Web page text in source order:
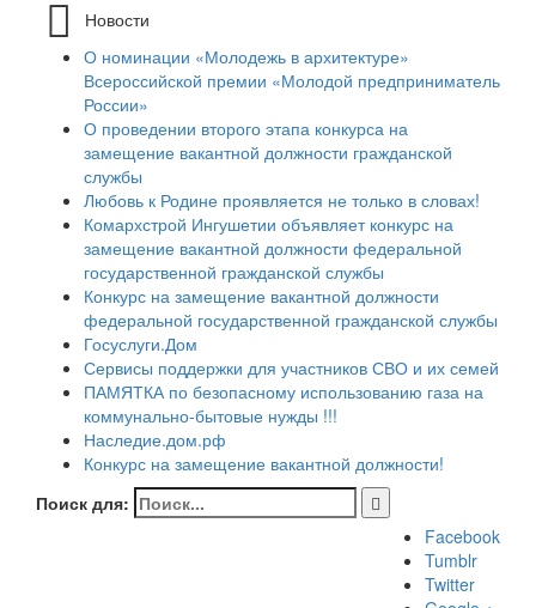
Новости
О номинации «Молодежь в архитектуре»
Всероссийской премии «Молодой предприниматель
России»
О проведении второго этапа конкурса на
замещение вакантной должности гражданской
службы
Любовь к Родине проявляется не только в словах!
Комархстрой Ингушетии объявляет конкурс на
замещение вакантной должности федеральной
государственной гражданской службы
Конкурс на замещение вакантной должности
федеральной государственной гражданской службы
Госуслуги.Дом
Сервисы поддержки для участников СВО и их семей
ПАМЯТКА по безопасному использованию газа на
коммунально-бытовые нужды !!!
Наследие.дом.рф
Конкурс на замещение вакантной должности!
Поиск для:
Facebook
Tumblr
Twitter